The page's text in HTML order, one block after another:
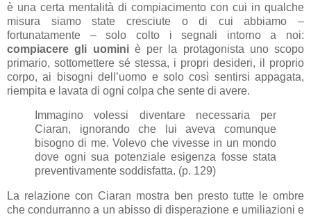
è una certa mentalità di compiacimento con cui in qualche
misura siamo state cresciute o di cui abbiamo –
fortunatamente – solo colto i segnali intorno a noi:
compiacere gli uomini è per la protagonista uno scopo
primario, sottomettere sé stessa, i propri desideri, il proprio
corpo, ai bisogni dell’uomo e solo così sentirsi appagata,
riempita e lavata di ogni colpa che sente di avere.
Immagino volessi diventare necessaria per
Ciaran, ignorando che lui aveva comunque
bisogno di me. Volevo che vivesse in un mondo
dove ogni sua potenziale esigenza fosse stata
preventivamente soddisfatta. (p. 129)
La relazione con Ciaran mostra ben presto tutte le ombre
che condurranno a un abisso di disperazione e umiliazioni e